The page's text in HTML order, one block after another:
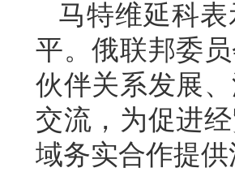
马特维延科
平。俄联邦委
伙伴关系发展
交流，为促进
域务实合作提